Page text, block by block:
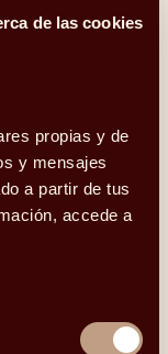
de las cookies
propias y de
y mensajes
a partir de tus
accede a